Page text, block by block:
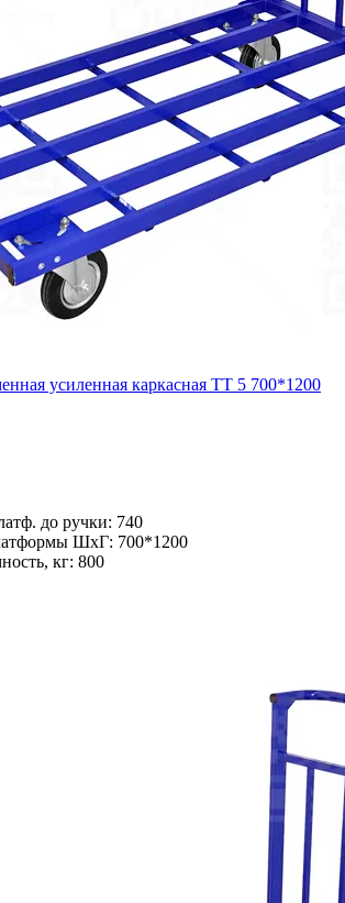
усиленная каркасная ТТ 5 700*1200
до ручки: 740
ШxГ: 700*1200
кг: 800